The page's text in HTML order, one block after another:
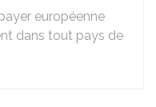
européenne
dans tout pays de